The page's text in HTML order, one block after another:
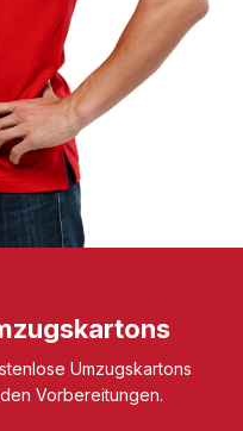
Umzugskartons
Vorbereitungen.